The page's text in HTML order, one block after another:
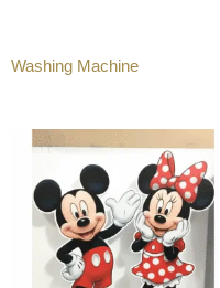
Washing Machine